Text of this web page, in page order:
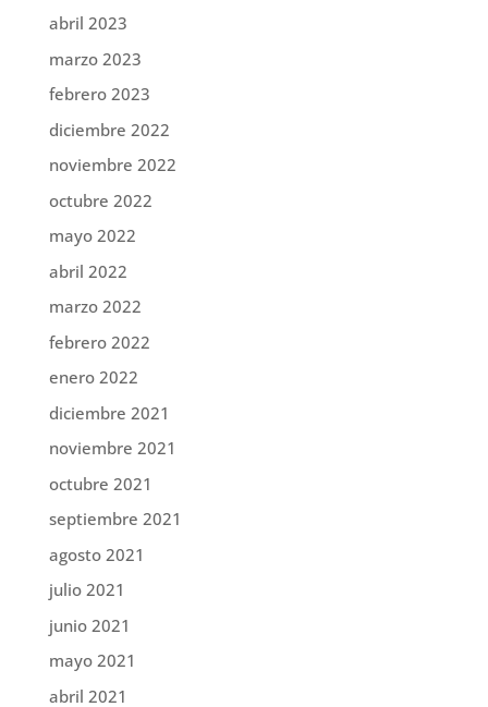
abril 2023
marzo 2023
febrero 2023
diciembre 2022
noviembre 2022
octubre 2022
mayo 2022
abril 2022
marzo 2022
febrero 2022
enero 2022
diciembre 2021
noviembre 2021
octubre 2021
septiembre 2021
agosto 2021
julio 2021
junio 2021
mayo 2021
abril 2021